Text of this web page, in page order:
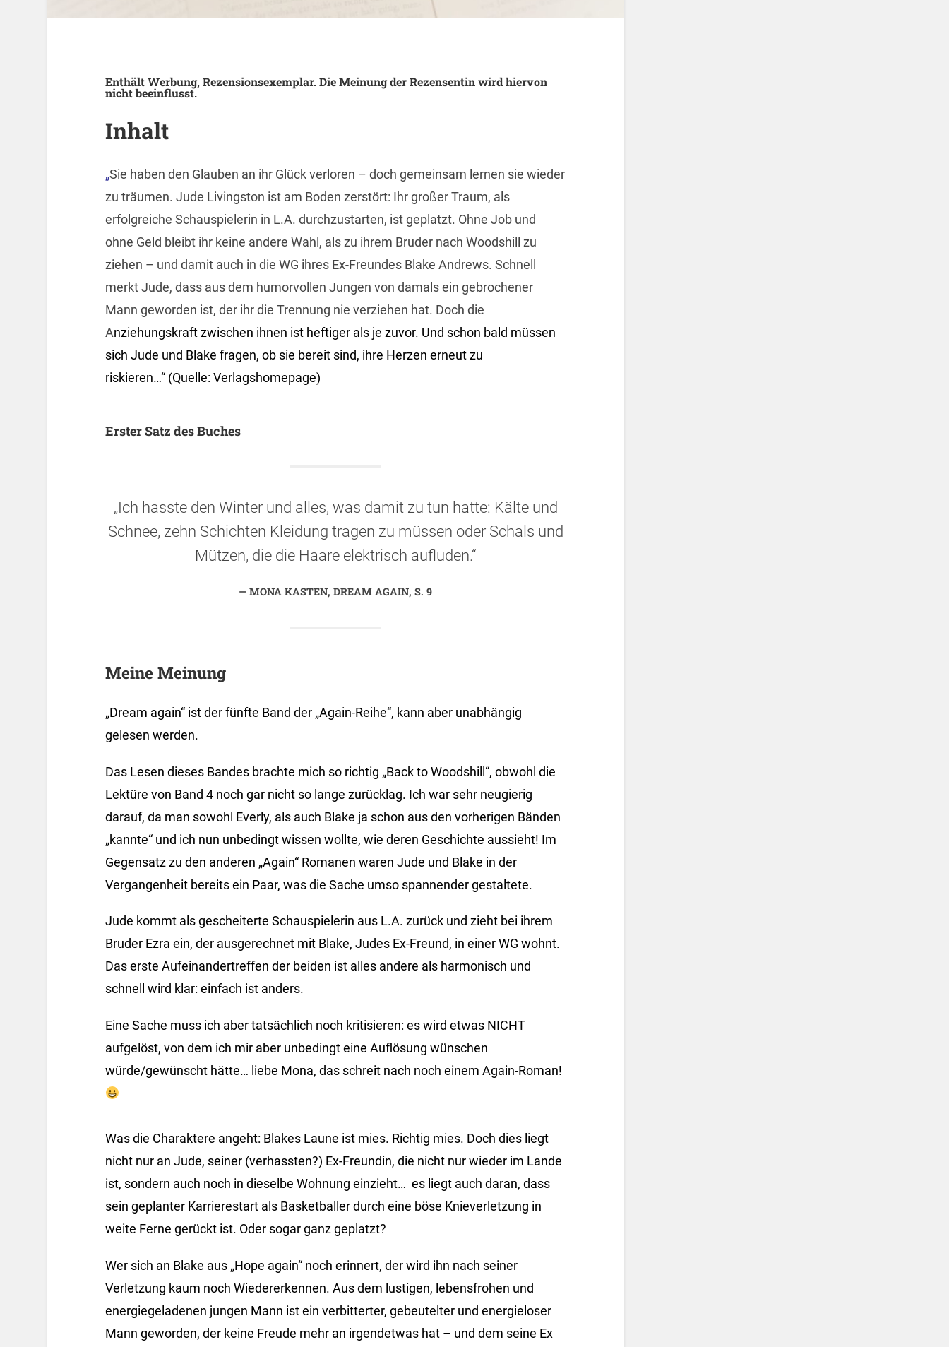
Enthält Werbung, Rezensionsexemplar. Die Meinung der Rezensentin wird hiervon
nicht beeinflusst.
Inhalt
„Sie haben den Glauben an ihr Glück verloren – doch gemeinsam lernen sie wieder
zu träumen. Jude Livingston ist am Boden zerstört: Ihr großer Traum, als
erfolgreiche Schauspielerin in L.A. durchzustarten, ist geplatzt. Ohne Job und
ohne Geld bleibt ihr keine andere Wahl, als zu ihrem Bruder nach Woodshill zu
ziehen – und damit auch in die WG ihres Ex-Freundes Blake Andrews. Schnell
merkt Jude, dass aus dem humorvollen Jungen von damals ein gebrochener
Mann geworden ist, der ihr die Trennung nie verziehen hat. Doch die
Anziehungskraft zwischen ihnen ist heftiger als je zuvor. Und schon bald müssen
sich Jude und Blake fragen, ob sie bereit sind, ihre Herzen erneut zu
riskieren…“ (Quelle: Verlagshomepage)
Erster Satz des Buches
„Ich hasste den Winter und alles, was damit zu tun hatte: Kälte und
Schnee, zehn Schichten Kleidung tragen zu müssen oder Schals und
Mützen, die die Haare elektrisch aufluden.“
MONA KASTEN, DREAM AGAIN, S. 9
Meine Meinung
„Dream again“ ist der fünfte Band der „Again-Reihe“, kann aber unabhängig
gelesen werden.
Das Lesen dieses Bandes brachte mich so richtig „Back to Woodshill“, obwohl die
Lektüre von Band 4 noch gar nicht so lange zurücklag. Ich war sehr neugierig
darauf, da man sowohl Everly, als auch Blake ja schon aus den vorherigen Bänden
„kannte“ und ich nun unbedingt wissen wollte, wie deren Geschichte aussieht! Im
Gegensatz zu den anderen „Again“ Romanen waren Jude und Blake in der
Vergangenheit bereits ein Paar, was die Sache umso spannender gestaltete.
Jude kommt als gescheiterte Schauspielerin aus L.A. zurück und zieht bei ihrem
Bruder Ezra ein, der ausgerechnet mit Blake, Judes Ex-Freund, in einer WG wohnt.
Das erste Aufeinandertreffen der beiden ist alles andere als harmonisch und
schnell wird klar: einfach ist anders.
Eine Sache muss ich aber tatsächlich noch kritisieren: es wird etwas NICHT
aufgelöst, von dem ich mir aber unbedingt eine Auflösung wünschen
würde/gewünscht hätte… liebe Mona, das schreit nach noch einem Again-Roman!
Was die Charaktere angeht: Blakes Laune ist mies. Richtig mies. Doch dies liegt
nicht nur an Jude, seiner (verhassten?) Ex-Freundin, die nicht nur wieder im Lande
ist, sondern auch noch in dieselbe Wohnung einzieht… es liegt auch daran, dass
sein geplanter Karrierestart als Basketballer durch eine böse Knieverletzung in
weite Ferne gerückt ist. Oder sogar ganz geplatzt?
Wer sich an Blake aus „Hope again“ noch erinnert, der wird ihn nach seiner
Verletzung kaum noch Wiedererkennen. Aus dem lustigen, lebensfrohen und
energiegeladenen jungen Mann ist ein verbitterter, gebeutelter und energieloser
Mann geworden, der keine Freude mehr an irgendetwas hat – und dem seine Ex